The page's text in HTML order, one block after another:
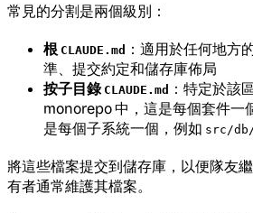
常見的分割是兩個級別：
根 CLAUDE.md
：適用於任何地方
準、提交約定和儲存庫佈局
按子目錄 CLAUDE.md
：特定於該
monorepo 中，這是每個套件一
是每個子系統一個，例如 src/
將這些檔案提交到儲存庫，以便隊友
有者通常維護其檔案。